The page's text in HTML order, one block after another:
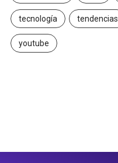
tecnología tendencias
youtube